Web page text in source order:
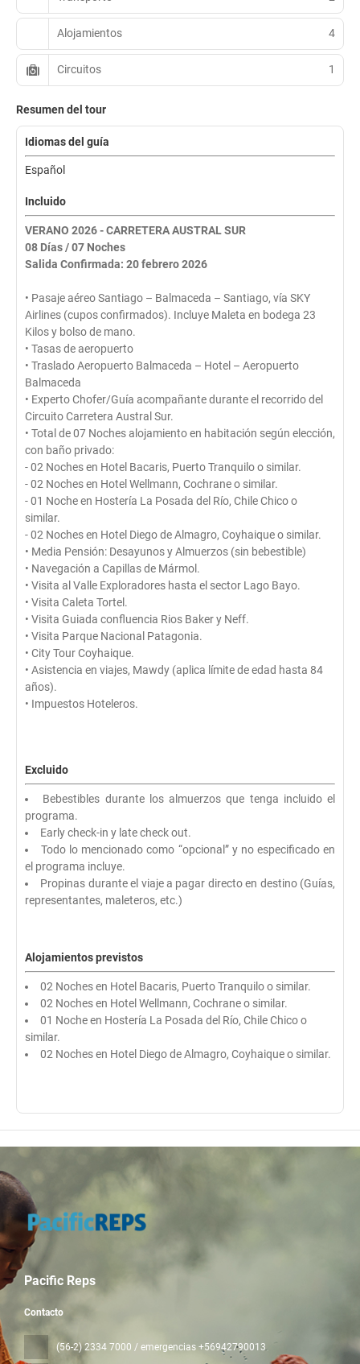
Alojamientos 4
Circuitos 1
Resumen del tour
Idiomas del guía
Español
Incluido
VERANO 2026 - CARRETERA AUSTRAL SUR
08 Días / 07 Noches
Salida Confirmada: 20 febrero 2026
• Pasaje aéreo Santiago – Balmaceda – Santiago, vía SKY
Airlines (cupos confirmados). Incluye Maleta en bodega 23
Kilos y bolso de mano.
• Tasas de aeropuerto
• Traslado Aeropuerto Balmaceda – Hotel – Aeropuerto
Balmaceda
• Experto Chofer/Guía acompañante durante el recorrido del
Circuito Carretera Austral Sur.
• Total de 07 Noches alojamiento en habitación según elección,
con baño privado:
- 02 Noches en Hotel Bacaris, Puerto Tranquilo o similar.
- 02 Noches en Hotel Wellmann, Cochrane o similar.
- 01 Noche en Hostería La Posada del Río, Chile Chico o
similar.
- 02 Noches en Hotel Diego de Almagro, Coyhaique o similar.
• Media Pensión: Desayunos y Almuerzos (sin bebestible)
• Navegación a Capillas de Mármol.
• Visita al Valle Exploradores hasta el sector Lago Bayo.
• Visita Caleta Tortel.
• Visita Guiada confluencia Rios Baker y Neff.
• Visita Parque Nacional Patagonia.
• City Tour Coyhaique.
• Asistencia en viajes, Mawdy (aplica límite de edad hasta 84
años).
• Impuestos Hoteleros.
Excluido
Bebestibles durante los almuerzos que tenga incluido el
programa.
Early check-in y late check out.
Todo lo mencionado como “opcional” y no especificado en
el programa incluye.
Propinas durante el viaje a pagar directo en destino (Guías,
representantes, maleteros, etc.)
Alojamientos previstos
02 Noches en Hotel Bacaris, Puerto Tranquilo o similar.
02 Noches en Hotel Wellmann, Cochrane o similar.
01 Noche en Hostería La Posada del Río, Chile Chico o
similar.
02 Noches en Hotel Diego de Almagro, Coyhaique o similar.
Pacific Reps
Contacto
(56-2) 2334 7000 / emergencias +56942790013